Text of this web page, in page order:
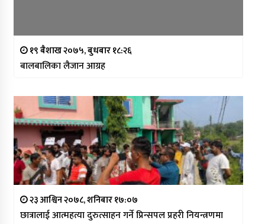
१९ बैशाख २०७५, बुधबार १८:२६
बालबालिका लैजान आग्रह
२३ आश्विन २०७८, शनिबार १७:०७
छात्रालाई आत्महत्या दुरुत्साहन गर्ने प्रिन्सपल प्रहरी नियन्त्रणमा